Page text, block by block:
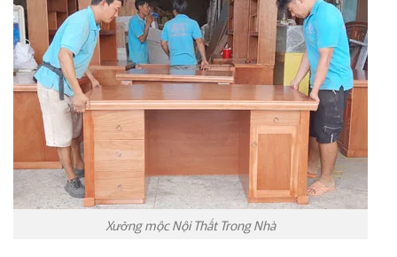
Xưởng mộc Nội Thất Trong Nhà